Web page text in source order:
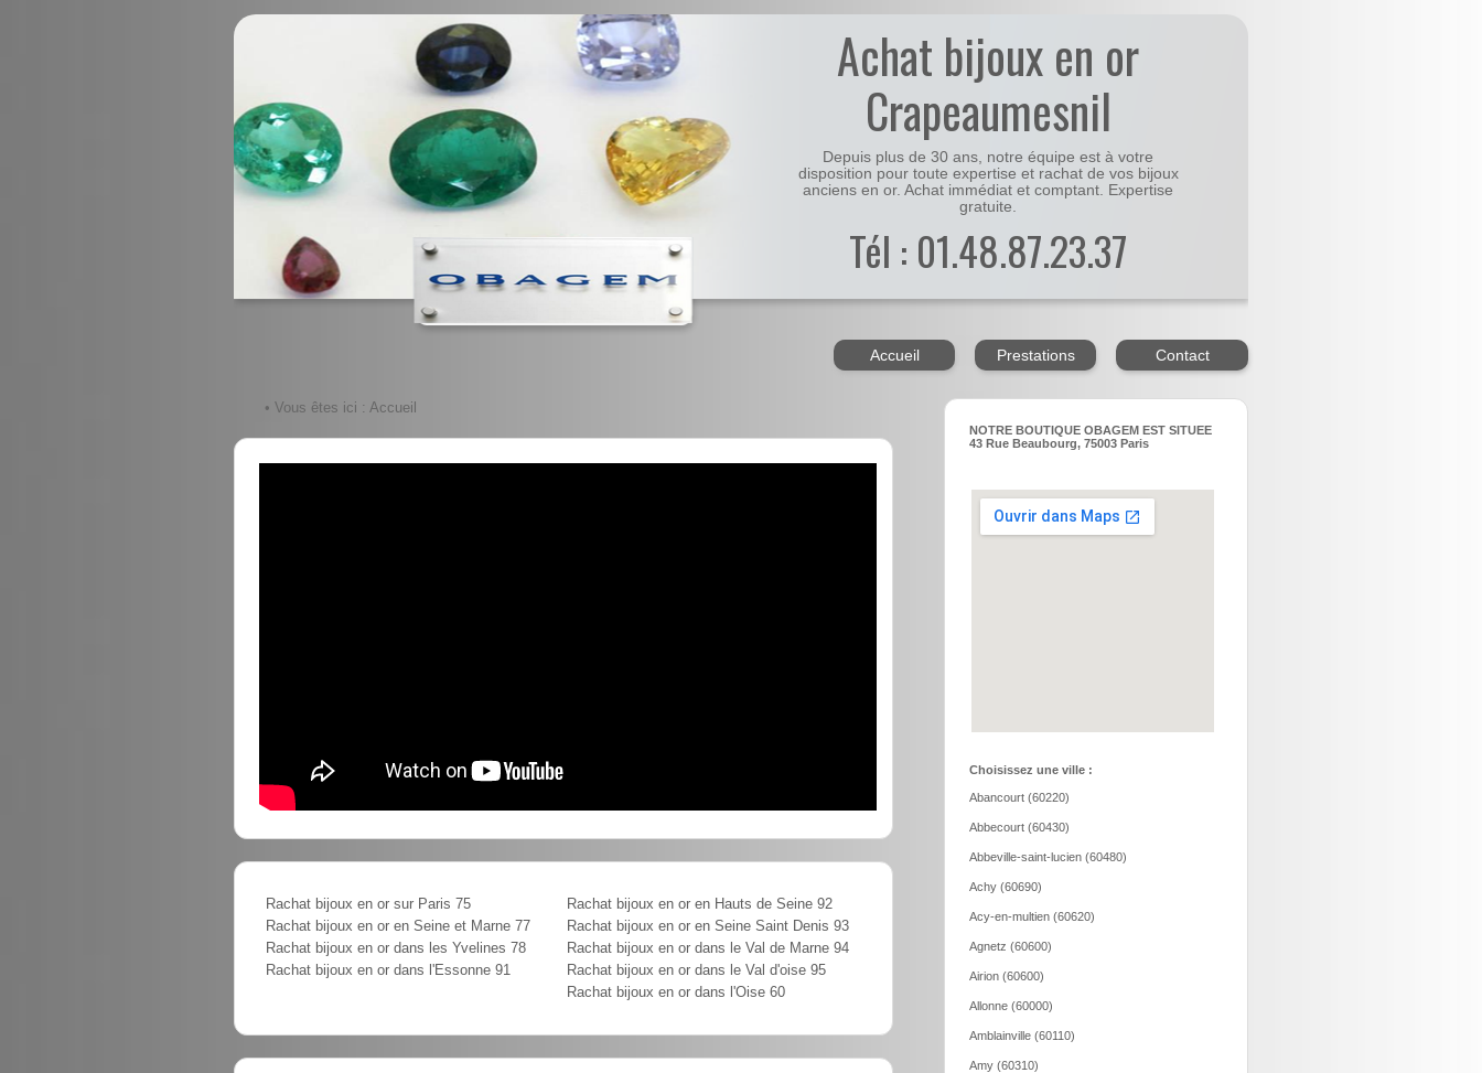
Achat bijoux en or
Crapeaumesnil
Depuis plus de 30 ans, notre équipe est à votre
disposition pour toute expertise et rachat de vos bijoux
anciens en or. Achat immédiat et comptant. Expertise
gratuite.
Tél : 01.48.87.23.37
Accueil Prestations Contact
• Vous êtes ici : Accueil
Rachat bijoux en or sur Paris 75
Rachat bijoux en or en Seine et Marne 77
Rachat bijoux en or dans les Yvelines 78
Rachat bijoux en or dans l'Essonne 91
Rachat bijoux en or en Hauts de Seine 92
Rachat bijoux en or en Seine Saint Denis 93
Rachat bijoux en or dans le Val de Marne 94
Rachat bijoux en or dans le Val d'oise 95
Rachat bijoux en or dans l'Oise 60
NOTRE BOUTIQUE OBAGEM EST SITUEE
43 Rue Beaubourg, 75003 Paris
Choisissez une ville :
Abancourt (60220)
Abbecourt (60430)
Abbeville-saint-lucien (60480)
Achy (60690)
Acy-en-multien (60620)
Agnetz (60600)
Airion (60600)
Allonne (60000)
Amblainville (60110)
Amy (60310)